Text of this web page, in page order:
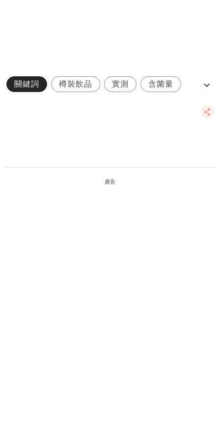
關鍵詞 樽裝飲品 實測 含菌量
廣告